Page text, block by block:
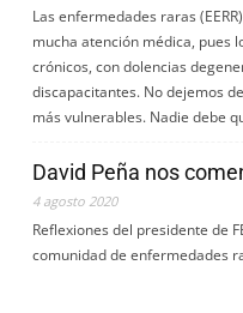
Las enfermedades raras
mucha atención médica, pues
crónicos, con dolencias
discapacitantes. No dejemos
más vulnerables. Nadie debe
David Peña nos
4 agosto 2020
Reflexiones del presidente de
comunidad de enfermedades